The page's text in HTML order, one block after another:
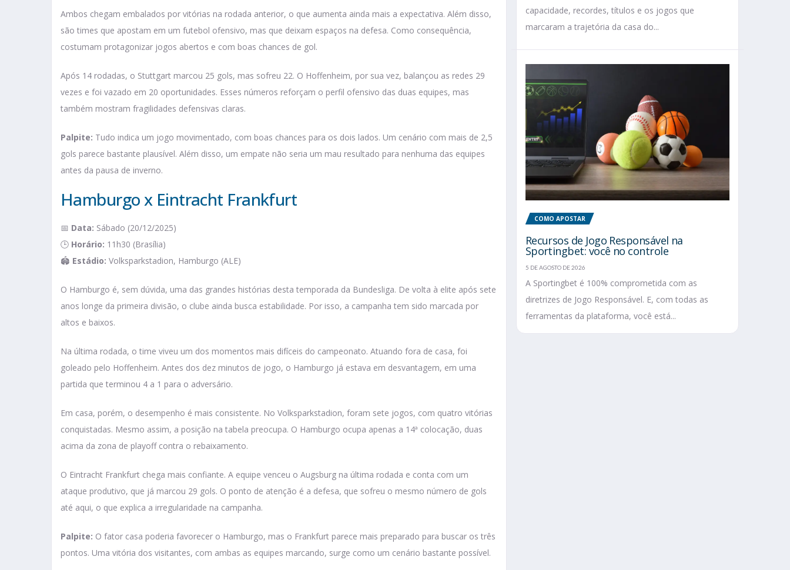
Ambos chegam embalados por vitórias na rodada anterior, o que aumenta ainda mais a expectativa. Além disso,
são times que apostam em um futebol ofensivo, mas que deixam espaços na defesa. Como consequência,
costumam protagonizar jogos abertos e com boas chances de gol.
Após 14 rodadas, o Stuttgart marcou 25 gols, mas sofreu 22. O Hoffenheim, por sua vez, balançou as redes 29
vezes e foi vazado em 20 oportunidades. Esses números reforçam o perfil ofensivo das duas equipes, mas
também mostram fragilidades defensivas claras.
Palpite: Tudo indica um jogo movimentado, com boas chances para os dois lados. Um cenário com mais de 2,5
gols parece bastante plausível. Além disso, um empate não seria um mau resultado para nenhuma das equipes
antes da pausa de inverno.
Hamburgo x Eintracht Frankfurt
📅 Data: Sábado (20/12/2025)
🕒 Horário: 11h30 (Brasília)
🏟️ Estádio: Volksparkstadion, Hamburgo (ALE)
O Hamburgo é, sem dúvida, uma das grandes histórias desta temporada da Bundesliga. De volta à elite após sete
anos longe da primeira divisão, o clube ainda busca estabilidade. Por isso, a campanha tem sido marcada por
altos e baixos.
Na última rodada, o time viveu um dos momentos mais difíceis do campeonato. Atuando fora de casa, foi
goleado pelo Hoffenheim. Antes dos dez minutos de jogo, o Hamburgo já estava em desvantagem, em uma
partida que terminou 4 a 1 para o adversário.
Em casa, porém, o desempenho é mais consistente. No Volksparkstadion, foram sete jogos, com quatro vitórias
conquistadas. Mesmo assim, a posição na tabela preocupa. O Hamburgo ocupa apenas a 14ª colocação, duas
acima da zona de playoff contra o rebaixamento.
O Eintracht Frankfurt chega mais confiante. A equipe venceu o Augsburg na última rodada e conta com um
ataque produtivo, que já marcou 29 gols. O ponto de atenção é a defesa, que sofreu o mesmo número de gols
até aqui, o que explica a irregularidade na campanha.
Palpite: O fator casa poderia favorecer o Hamburgo, mas o Frankfurt parece mais preparado para buscar os três
pontos. Uma vitória dos visitantes, com ambas as equipes marcando, surge como um cenário bastante possível.
capacidade, recordes, títulos e os jogos que
marcaram a trajetória da casa do...
COMO APOSTAR
Recursos de Jogo Responsável na
Sportingbet: você no controle
5 DE AGOSTO DE 2026
A Sportingbet é 100% comprometida com as
diretrizes de Jogo Responsável. E, com todas as
ferramentas da plataforma, você está...